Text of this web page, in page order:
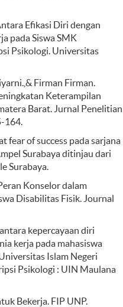
Efikasi Diri dengan
pada Siswa SMK
Psikologi. Universitas
Firman Firman.
Keterampilan
Barat. Jurnal Penelitian
164.
fear of success pada sarjana
Surabaya ditinjau dari
Surabaya.
Konselor dalam
Disabilitas Fisik. Journal
kepercayaan diri
kerja pada mahasiswa
Islam Negeri
Psikologi : UIN Maulana
Bekerja. FIP UNP.